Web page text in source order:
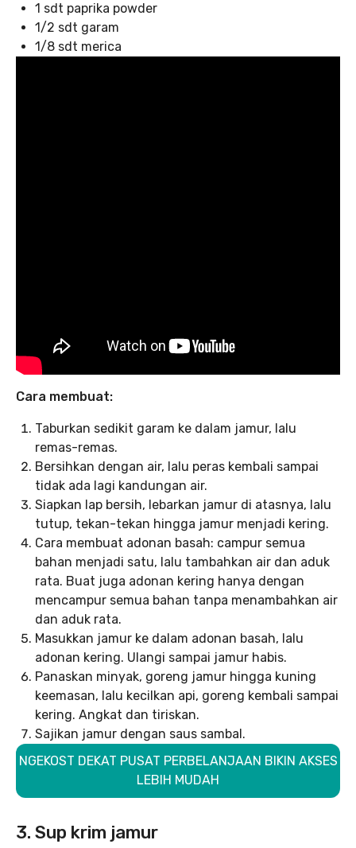
1 sdt paprika powder
1/2 sdt garam
1/8 sdt merica
Cara membuat:
Taburkan sedikit garam ke dalam jamur, lalu
remas-remas.
Bersihkan dengan air, lalu peras kembali sampai
tidak ada lagi kandungan air.
Siapkan lap bersih, lebarkan jamur di atasnya, lalu
tutup, tekan-tekan hingga jamur menjadi kering.
Cara membuat adonan basah: campur semua
bahan menjadi satu, lalu tambahkan air dan aduk
rata. Buat juga adonan kering hanya dengan
mencampur semua bahan tanpa menambahkan air
dan aduk rata.
Masukkan jamur ke dalam adonan basah, lalu
adonan kering. Ulangi sampai jamur habis.
Panaskan minyak, goreng jamur hingga kuning
keemasan, lalu kecilkan api, goreng kembali sampai
kering. Angkat dan tiriskan.
Sajikan jamur dengan saus sambal.
NGEKOST DEKAT PUSAT PERBELANJAAN BIKIN AKSES
LEBIH MUDAH
3. Sup krim jamur